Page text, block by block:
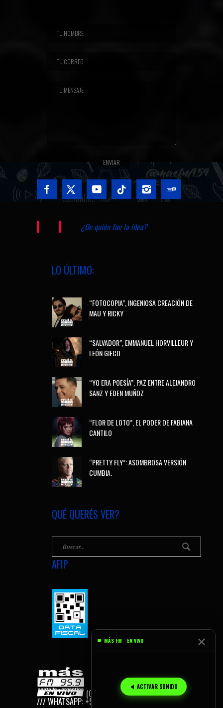
¿De quién fue la idea?
LO ÚLTIMO:
“FOTOCOPIA”, INGENIOSA CREACIÓN DE
MAU Y RICKY
“SALVADOR”, EMMANUEL HORVILLEUR Y
LEÓN GIECO
“YO ERA POESÍA”, PAZ ENTRE ALEJANDRO
SANZ Y EDEN MUÑOZ
“FLOR DE LOTO”, EL PODER DE FABIANA
CANTILO
“PRETTY FLY”: ASOMBROSA VERSIÓN
CUMBIA.
QUÉ QUERÉS VER?
AFIP
(C) 2026 MÁS FM, SANTA FE - AR
/// WHATSAPP: +54 9 342 155 165 959.
MÁS FM - EN VIVO ✕
🔈 ACTIVAR SONIDO